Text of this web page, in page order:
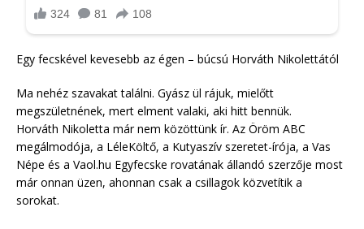
Egy fecskével kevesebb az égen – búcsú Horváth Nikolettától
Ma nehéz szavakat találni. Gyász ül rájuk, mielőtt
megszületnének, mert elment valaki, aki hitt bennük.
Horváth Nikoletta már nem közöttünk ír. Az Öröm ABC
megálmodója, a LéleKöltő, a Kutyaszív szeretet-írója, a Vas
Népe és a Vaol.hu Egyfecske rovatának állandó szerzője most
már onnan üzen, ahonnan csak a csillagok közvetítik a
sorokat.